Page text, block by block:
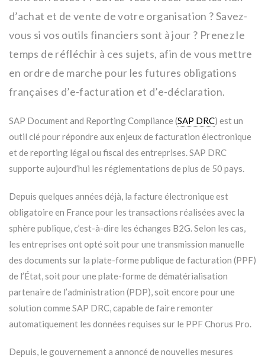
d’achat et de vente de votre organisation ? Savez-
vous si vos outils financiers sont à jour ? Prenez le
temps de réfléchir à ces sujets, afin de vous mettre
en ordre de marche pour les futures obligations
françaises d’e-facturation et d’e-déclaration.
SAP Document and Reporting Compliance (SAP DRC) est un
outil clé pour répondre aux enjeux de facturation électronique
et de reporting légal ou fiscal des entreprises. SAP DRC
supporte aujourd’hui les réglementations de plus de 50 pays.
Depuis quelques années déjà, la facture électronique est
obligatoire en France pour les transactions réalisées avec la
sphère publique, c’est-à-dire les échanges B2G. Selon les cas,
les entreprises ont opté soit pour une transmission manuelle
des documents sur la plate-forme publique de facturation (PPF)
de l’État, soit pour une plate-forme de dématérialisation
partenaire de l’administration (PDP), soit encore pour une
solution comme SAP DRC, capable de faire remonter
automatiquement les données requises sur le PPF Chorus Pro.
Depuis, le gouvernement a annoncé de nouvelles mesures